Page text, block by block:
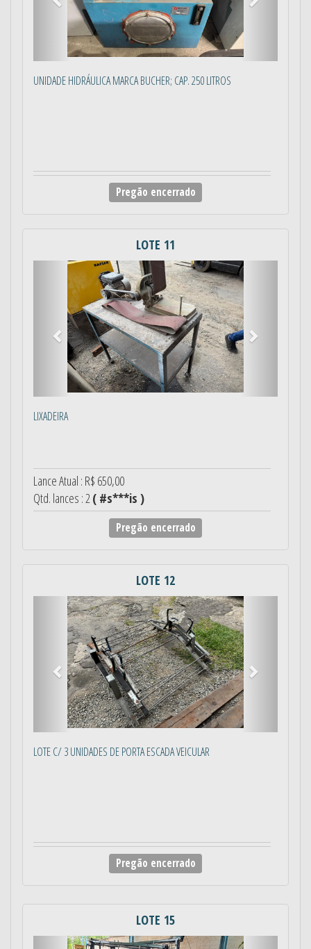
UNIDADE HIDRÁULICA MARCA BUCHER; CAP. 250 LITROS
Pregão encerrado
LOTE 11
Anterior
LIXADEIRA
Lance Atual : R$ 650,00
Qtd. lances : 2( #s***is )
Pregão encerrado
LOTE 12
Anterior
LOTE C/ 3 UNIDADES DE PORTA ESCADA VEICULAR
Pregão encerrado
LOTE 15
Anterior